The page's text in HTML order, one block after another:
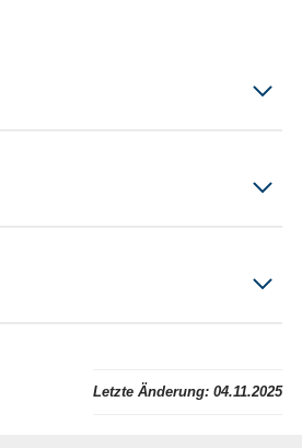
Letzte Änderung: 04.11.2025